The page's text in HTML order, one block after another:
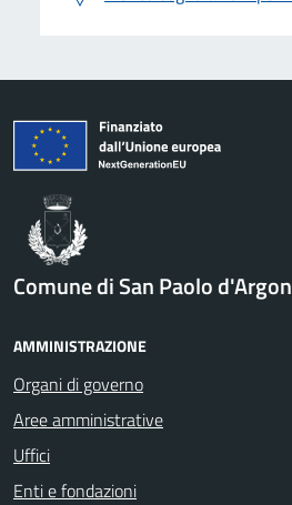
Comune di San Paolo d'Argon
AMMINISTRAZIONE
Organi di governo
Aree amministrative
Uffici
Enti e fondazioni